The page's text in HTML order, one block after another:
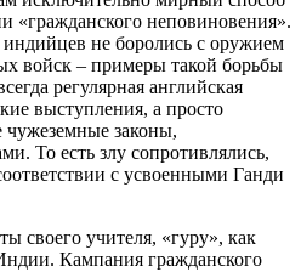
неповиновения».
не боролись с оружием
войск – примеры такой борьбы
регулярная английская
выступления, а просто
чужеземные законы,
То есть злу сопротивлялись,
с усвоенными Ганди
своего учителя, «гуру», как
Кампания гражданского